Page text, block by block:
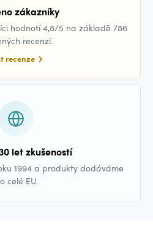
zákazníky
hodnotí 4,8/5 na základě 786
recenzí.
recenze
let zkušeností
1994 a produkty dodáváme
celé EU.